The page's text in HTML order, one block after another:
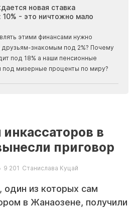
новая ставка
10% - это ничтожно мало
этими финансами нужно
друзьям-знакомым под 2%? Почему
под 18% а наши пенсионные
под мизерные проценты по миру?
в
приговор
9 201 Станислава Куцай
из которых сам
в Жанаозене, получили